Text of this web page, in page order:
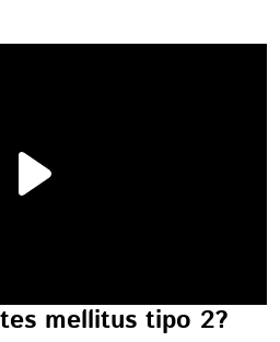
mellitus tipo 2?